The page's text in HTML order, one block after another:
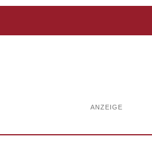
ANZEIGE